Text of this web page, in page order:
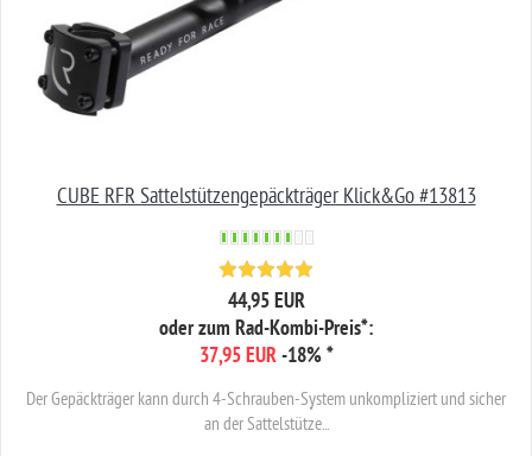
CUBE RFR Sattelstützengepäckträger Klick&Go #13813
44,95 EUR
oder zum Rad-Kombi-Preis*:
37,95 EUR -18%*
Der Gepäckträger kann durch 4-Schrauben-System unkompliziert und sicher
an der Sattelstütze...